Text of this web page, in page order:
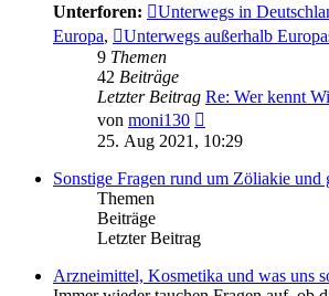
Unterforen:
Unterwegs in
Europa,
Unterwegs außerhalb
9 Themen
42 Beiträge
Letzter Beitrag Re: Wer kennt
von moni130
Beitrag
25. Aug 2021, 10:29
Sonstige Fragen rund um Zöliakie und
Themen
Beiträge
Letzter Beitrag
Arzneimittel, Kosmetika und was uns